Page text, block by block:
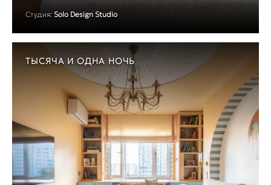
Студия: Solo Design Studio
ТЫСЯЧА И ОДНА НОЧЬ